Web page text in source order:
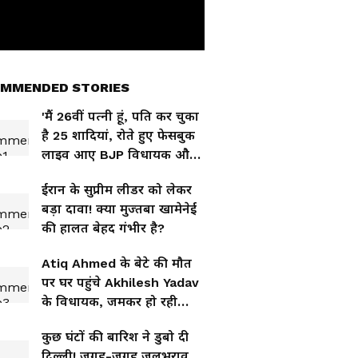
STORIES
'मैं 26वीं पत्नी हूं, पति कर चुका
है 25 शादियां, रोते हुए फेसबुक
लाइव आए BJP विधायक और
ईरान के सुप्रीम लीडर को लेकर
बड़ा दावा! क्या मुज्तबा खामेनेई
की हालत बेहद गंभीर है?
Atiq Ahmed के बेटे की मौत
पर घर पहुंचे Akhilesh Yadav
के विधायक, जमकर हो रही
कुछ घंटों की बारिश ने डुबो दी